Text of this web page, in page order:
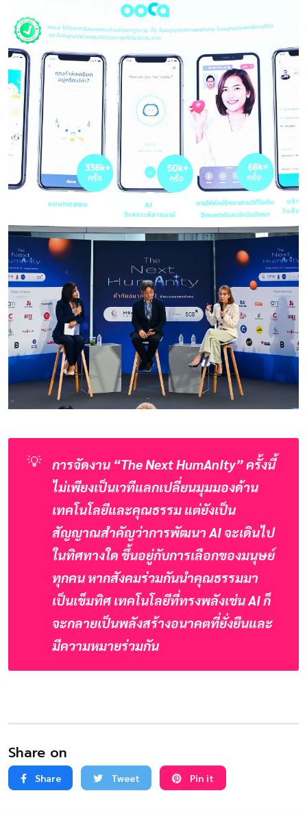
💡
การจัดงาน “The Next HumAnIty” ครั้งนี้
ไม่เพียงเป็นเวทีแลกเปลี่ยนมุมมองด้าน
เทคโนโลยีและคุณธรรม แต่ยังเป็น
สัญญาณสำคัญว่าการพัฒนา AI จะเดินไป
ในทิศทางใด ขึ้นอยู่กับการเลือกของมนุษย์
ทุกคน หากสังคมร่วมกันนำคุณธรรมมา
เป็นเข็มทิศ เทคโนโลยีที่ทรงพลังเช่น AI ก็
จะกลายเป็นพลังสร้างอนาคตที่ยั่งยืนและ
มีความหมายร่วมกัน
Share on
Share Tweet Pin it